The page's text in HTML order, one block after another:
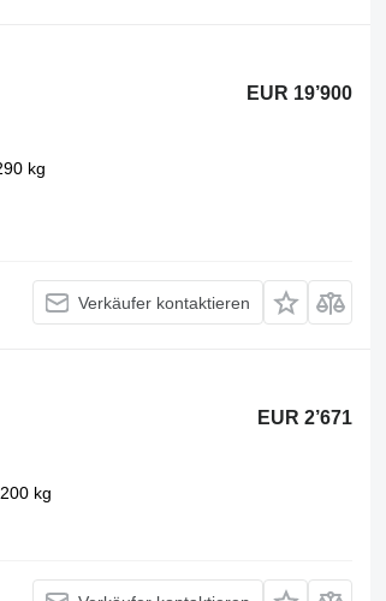
EUR 19’900
kg
Verkäufer kontaktieren
EUR 2’671
kg